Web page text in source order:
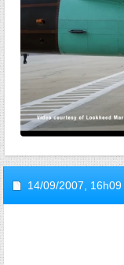
14/09/2007, 16h09